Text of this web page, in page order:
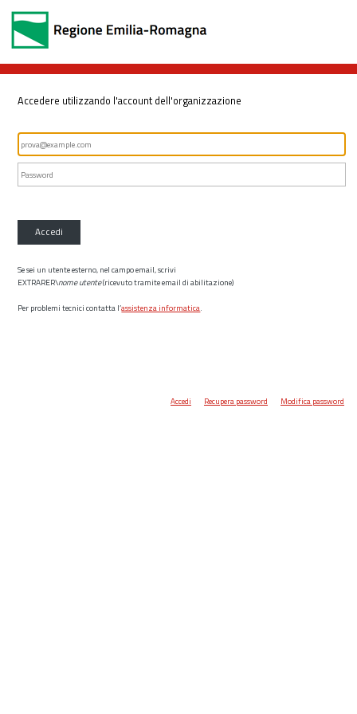
Accedere utilizzando l'account dell'organizzazione
Accedi
Se sei un utente esterno, nel campo email, scrivi
EXTRARER\nome utente(ricevuto tramite email di abilitazione)
Per problemi tecnici contatta l’assistenza informatica.
Accedi Recupera password Modifica password